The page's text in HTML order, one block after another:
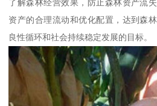
了解森林经营效果，防止森林资产流
资产的合理流动和优化配置，达到森
良性循环和社会持续稳定发展的目标。